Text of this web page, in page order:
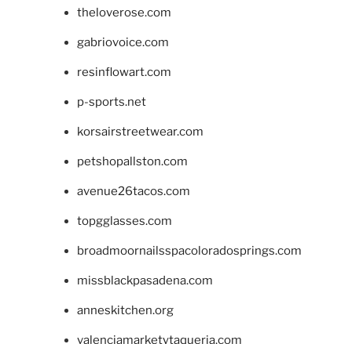
theloverose.com
gabriovoice.com
resinflowart.com
p-sports.net
korsairstreetwear.com
petshopallston.com
avenue26tacos.com
topgglasses.com
broadmoornailsspacoloradosprings.com
missblackpasadena.com
anneskitchen.org
valenciamarketytaqueria.com